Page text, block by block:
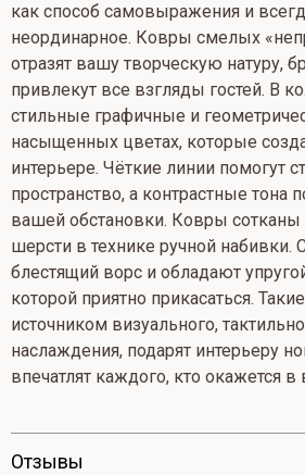
как способ самовыражения и
неординарное. Ковры смелых
отразят вашу творческую натуру,
привлекут все взгляды гостей. В
стильные графичные и
насыщенных цветах, которые
интерьере. Чёткие линии помогут
пространство, а контрастные тона
вашей обстановки. Ковры сотканы
шерсти в технике ручной набивки.
блестящий ворс и обладают
которой приятно прикасаться.
источником визуального,
наслаждения, подарят интерьеру
впечатлят каждого, кто окажется
Отзывы